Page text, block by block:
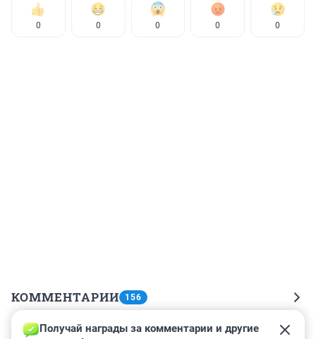
0 0 0 0 0
КОММЕНТАРИИ 156
Гость
Получай награды за комментарии и другие